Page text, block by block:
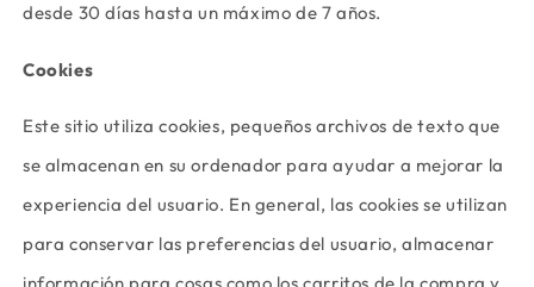
desde 30 días hasta un máximo de 7 años.
Cookies
Este sitio utiliza cookies, pequeños archivos de texto que
se almacenan en su ordenador para ayudar a mejorar la
experiencia del usuario. En general, las cookies se utilizan
para conservar las preferencias del usuario, almacenar